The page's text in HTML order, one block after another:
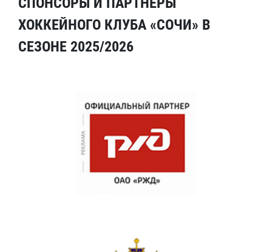
ХОККЕЙНОГО КЛУБА «СОЧИ» В
СЕЗОНЕ 2025/2026